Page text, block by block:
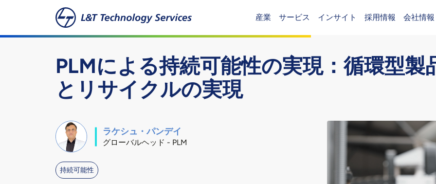
Header (Main)
産業 サービス インサイト 採用情報 会社情報
PLMによる持続可能性の実現：循環型製
とリサイクルの実現
ラケシュ・パンデイ
グローバルヘッド - PLM
持続可能性